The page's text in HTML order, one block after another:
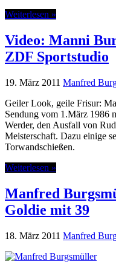
Weiterlesen »
Video: Manni
ZDF Sportstudio
19. März 2011 Manfred
Geiler Look, geile Frisur:
Sendung vom 1.März 1986
Werder, den Ausfall von
Meisterschaft. Dazu einige
Torwandschießen.
Weiterlesen »
Manfred
Goldie mit 39
18. März 2011 Manfred